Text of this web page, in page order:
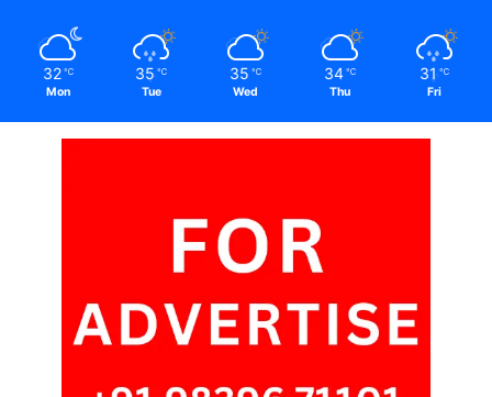
32 ℃
Mon
35 ℃
Tue
35 ℃
Wed
34 ℃
Thu
31 ℃
Fri